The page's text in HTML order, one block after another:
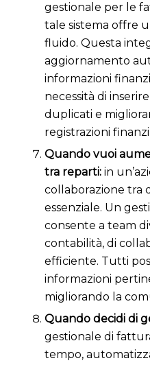
gestionale per le
tale sistema offre
fluido. Questa
aggiornamento
informazioni
necessità di
duplicati e
registrazioni
Quando vuoi
tra reparti:in
collaborazione tra
essenziale. Un
consente a team
contabilità, di
efficiente. Tutti
informazioni
migliorando la
Quando decidi di
gestionale di
tempo,